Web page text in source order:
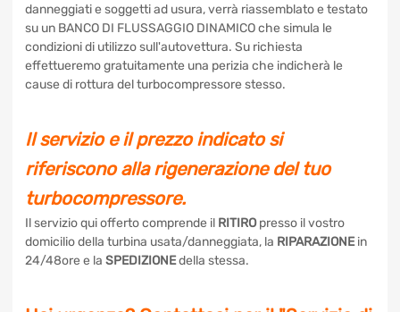
danneggiati e soggetti ad usura, verrà riassemblato e
testato su un BANCO DI FLUSSAGGIO DINAMICO che
simula le condizioni di utilizzo sull'autovettura. Su richiesta
effettueremo gratuitamente una perizia che indicherà le
cause di rottura del turbocompressore stesso.
Il servizio e il prezzo indicato si
riferiscono alla rigenerazione del tuo
turbocompressore.
Il servizio qui offerto comprende il RITIROpresso il vostro
domicilio della turbina usata/danneggiata, la RIPARAZIONE
in 24/48ore e laSPEDIZIONEdella stessa.